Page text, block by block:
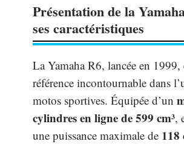
Présentation de la
ses caractéristiques
La Yamaha R6, lancée en 1999,
référence incontournable dans
motos sportives. Équipée d’un
cylindres en ligne de 599 cm³,
une puissance maximale de 118